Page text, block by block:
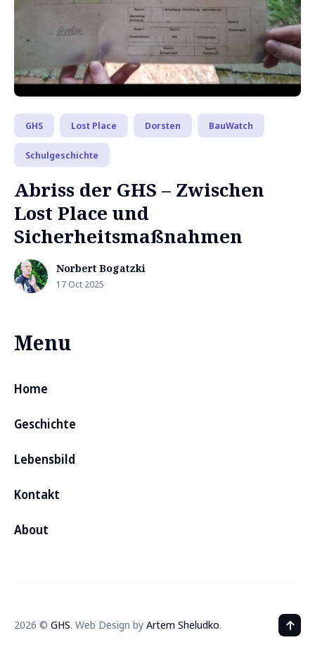
GHS Lost Place Dorsten BauWatch
Schulgeschichte
Abriss der GHS – Zwischen
Lost Place und
Sicherheitsmaßnahmen
Norbert Bogatzki
17 Oct 2025
Menu
Home
Geschichte
Lebensbild
Kontakt
About
2026 © GHS. Web Design by Artem Sheludko.